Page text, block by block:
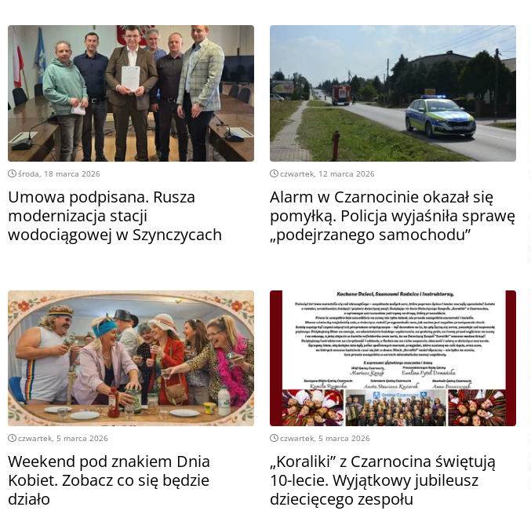
środa, 18 marca 2026
Umowa podpisana. Rusza
modernizacja stacji
wodociągowej w Szynczycach
czwartek, 12 marca 2026
Alarm w Czarnocinie okazał się
pomyłką. Policja wyjaśniła sprawę
„podejrzanego samochodu”
czwartek, 5 marca 2026
Weekend pod znakiem Dnia
Kobiet. Zobacz co się będzie
działo
czwartek, 5 marca 2026
„Koraliki” z Czarnocina świętują
10-lecie. Wyjątkowy jubileusz
dziecięcego zespołu